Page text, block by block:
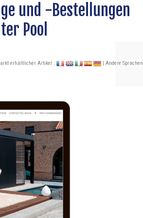
und -Bestellungen
Pool
erhältlicher Artikel : | Andere Sprachen